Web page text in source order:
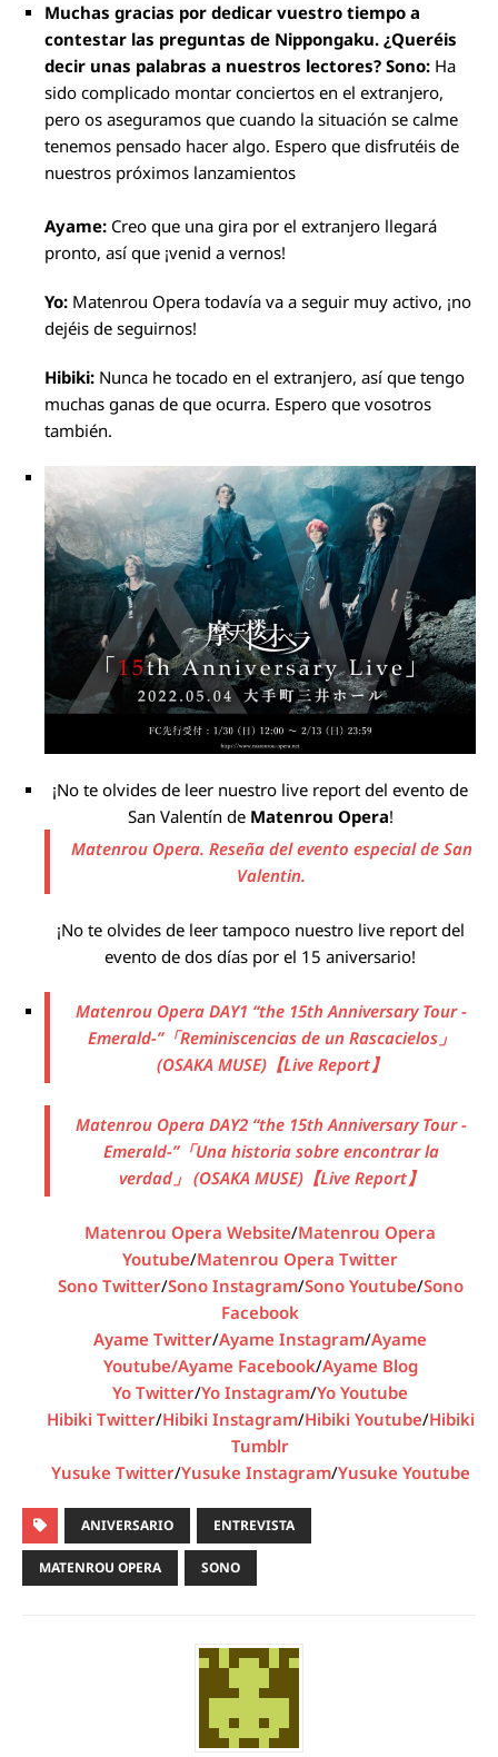
Muchas gracias por dedicar vuestro tiempo a
contestar las preguntas de Nippongaku. ¿Queréis
decir unas palabras a nuestros lectores? Sono: Ha
sido complicado montar conciertos en el extranjero,
pero os aseguramos que cuando la situación se calme
tenemos pensado hacer algo. Espero que disfrutéis de
nuestros próximos lanzamientos
Ayame: Creo que una gira por el extranjero llegará
pronto, así que ¡venid a vernos!
Yo: Matenrou Opera todavía va a seguir muy activo, ¡no
dejéis de seguirnos!
Hibiki: Nunca he tocado en el extranjero, así que tengo
muchas ganas de que ocurra. Espero que vosotros
también.
¡No te olvides de leer nuestro live report del evento de
San Valentín de Matenrou Opera!
Matenrou Opera. Reseña del evento especial de San
Valentin.
¡No te olvides de leer tampoco nuestro live report del
evento de dos días por el 15 aniversario!
Matenrou Opera DAY1 “the 15th Anniversary Tour -
Emerald-”「Reminiscencias de un Rascacielos」
(OSAKA MUSE)【Live Report】
Matenrou Opera DAY2 “the 15th Anniversary Tour -
Emerald-”「Una historia sobre encontrar la
verdad」 (OSAKA MUSE)【Live Report】
Matenrou Opera Website/Matenrou Opera
Youtube/Matenrou Opera Twitter
Sono Twitter/Sono Instagram/Sono Youtube/Sono
Facebook
Ayame Twitter/Ayame Instagram/Ayame
Youtube/Ayame Facebook/Ayame Blog
Yo Twitter/Yo Instagram/Yo Youtube
Hibiki Twitter/Hibiki Instagram/Hibiki Youtube/Hibiki
Tumblr
Yusuke Twitter/Yusuke Instagram/Yusuke Youtube
ANIVERSARIO ENTREVISTA
MATENROU OPERA SONO